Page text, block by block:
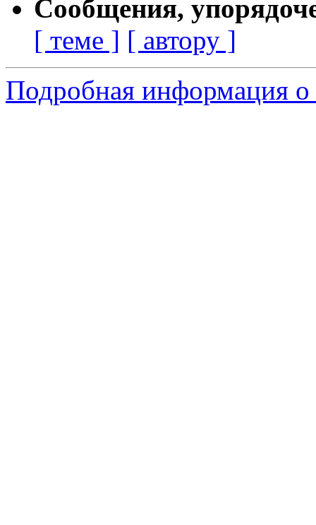
Сообщения,
[ теме ] [ автору ]
Подробная информация